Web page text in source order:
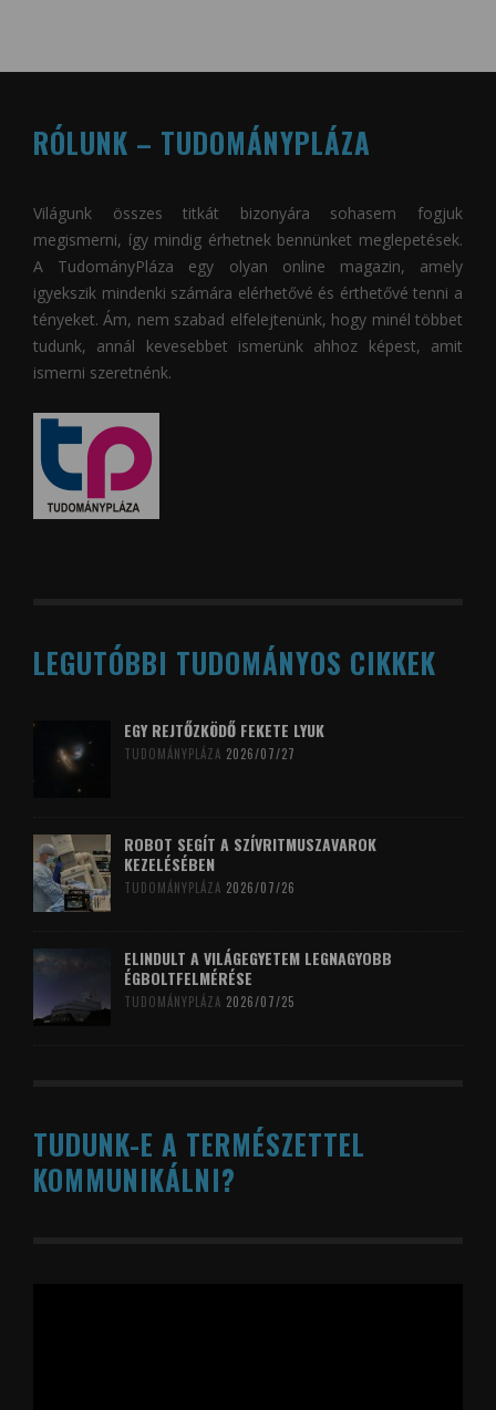
RÓLUNK – TUDOMÁNYPLÁZA
Világunk összes titkát bizonyára sohasem fogjuk
megismerni, így mindig érhetnek bennünket meglepetések.
A TudományPláza egy olyan online magazin, amely
igyekszik mindenki számára elérhetővé és érthetővé tenni a
tényeket. Ám, nem szabad elfelejtenünk, hogy minél többet
tudunk, annál kevesebbet ismerünk ahhoz képest, amit
ismerni szeretnénk.
LEGUTÓBBI TUDOMÁNYOS CIKKEK
EGY REJTŐZKÖDŐ FEKETE LYUK
TUDOMÁNYPLÁZA 2026/07/27
ROBOT SEGÍT A SZÍVRITMUSZAVAROK
KEZELÉSÉBEN
TUDOMÁNYPLÁZA 2026/07/26
ELINDULT A VILÁGEGYETEM LEGNAGYOBB
ÉGBOLTFELMÉRÉSE
TUDOMÁNYPLÁZA 2026/07/25
TUDUNK-E A TERMÉSZETTEL
KOMMUNIKÁLNI?